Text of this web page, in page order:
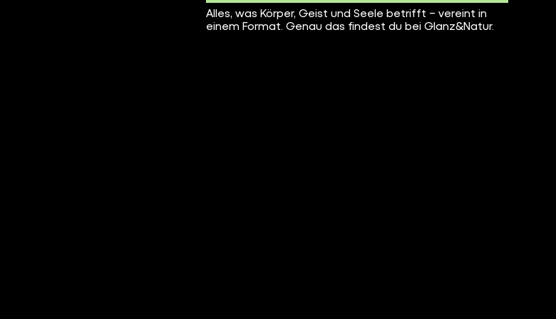
Alles, was Körper, Geist und Seele betrifft – vereint in
einem Format. Genau das findest du bei Glanz&Natur.